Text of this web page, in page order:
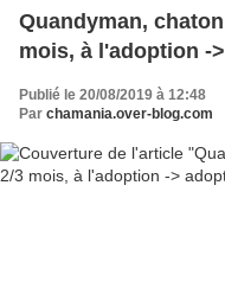
Quandyman,
mois, à l'adoption -
Publié le 20/08/2019 à 12:48
Par chamania.over-blog.com